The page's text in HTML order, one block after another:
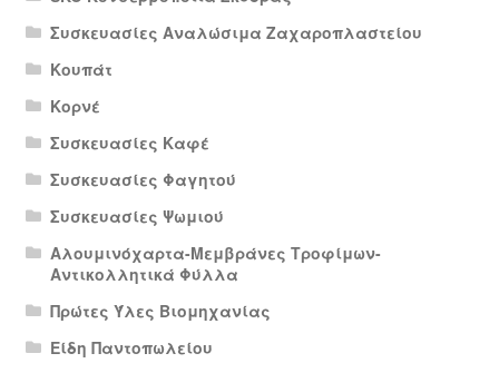
Συσκευασίες Αναλώσιμα Ζαχαροπλαστείου
Κουπάτ
Κορνέ
Συσκευασίες Καφέ
Συσκευασίες Φαγητού
Συσκευασίες Ψωμιού
Αλουμινόχαρτα-Μεμβράνες Τροφίμων-
Αντικολλητικά Φύλλα
Πρώτες Ύλες Βιομηχανίας
Είδη Παντοπωλείου